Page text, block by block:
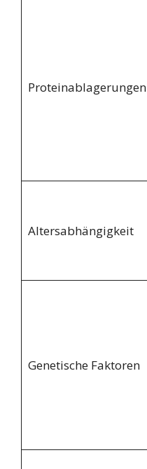
Proteinablagerungen
Altersabhängigkeit
Genetische Faktoren